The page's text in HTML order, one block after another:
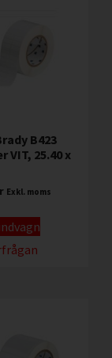
B423
VIT, 25.40 x
Exkl. moms